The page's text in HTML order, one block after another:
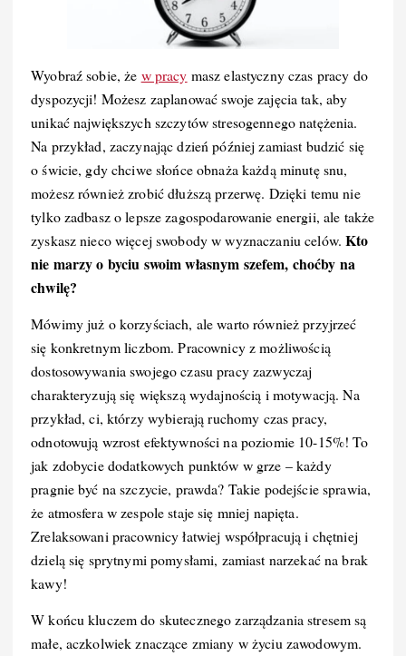
Wyobraź sobie, że w pracy masz elastyczny czas pracy do
dyspozycji! Możesz zaplanować swoje zajęcia tak, aby
unikać największych szczytów stresogennego natężenia.
Na przykład, zaczynając dzień później zamiast budzić się
o świcie, gdy chciwe słońce obnaża każdą minutę snu,
możesz również zrobić dłuższą przerwę. Dzięki temu nie
tylko zadbasz o lepsze zagospodarowanie energii, ale także
zyskasz nieco więcej swobody w wyznaczaniu celów.Kto
nie marzy o byciu swoim własnym szefem, choćby na
chwilę?
Mówimy już o korzyściach, ale warto również przyjrzeć
się konkretnym liczbom. Pracownicy z możliwością
dostosowywania swojego czasu pracy zazwyczaj
charakteryzują się większą wydajnością i motywacją. Na
przykład, ci, którzy wybierają ruchomy czas pracy,
odnotowują wzrost efektywności na poziomie 10-15%! To
jak zdobycie dodatkowych punktów w grze – każdy
pragnie być na szczycie, prawda? Takie podejście sprawia,
że atmosfera w zespole staje się mniej napięta.
Zrelaksowani pracownicy łatwiej współpracują i chętniej
dzielą się sprytnymi pomysłami, zamiast narzekać na brak
kawy!
W końcu kluczem do skutecznego zarządzania stresem są
małe, aczkolwiek znaczące zmiany w życiu zawodowym.